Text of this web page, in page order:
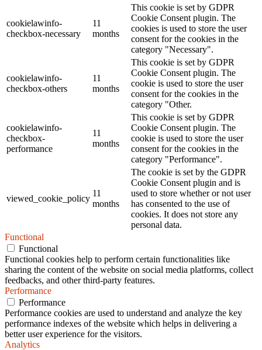
cookielawinfo-
checkbox-necessary
11
months
This cookie is set by GDPR
Cookie Consent plugin. The
cookies is used to store the user
consent for the cookies in the
category "Necessary".
cookielawinfo-
checkbox-others
11
months
This cookie is set by GDPR
Cookie Consent plugin. The
cookie is used to store the user
consent for the cookies in the
category "Other.
cookielawinfo-
checkbox-
performance
11
months
This cookie is set by GDPR
Cookie Consent plugin. The
cookie is used to store the user
consent for the cookies in the
category "Performance".
viewed_cookie_policy
11
months
The cookie is set by the GDPR
Cookie Consent plugin and is
used to store whether or not user
has consented to the use of
cookies. It does not store any
personal data.
Functional
Functional
Functional cookies help to perform certain functionalities like
sharing the content of the website on social media platforms, collect
feedbacks, and other third-party features.
Performance
Performance
Performance cookies are used to understand and analyze the key
performance indexes of the website which helps in delivering a
better user experience for the visitors.
Analytics